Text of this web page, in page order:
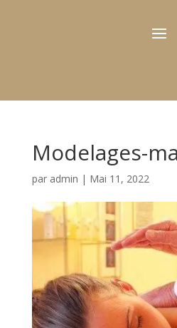
Modelages-
par admin | Mai 11, 2022